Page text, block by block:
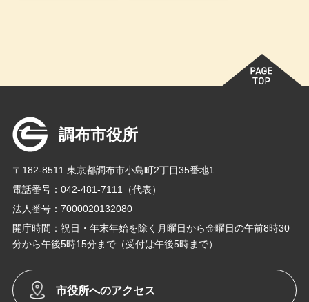
調布市役所
〒182-8511 東京都調布市小島町2丁目35番地1
電話番号：042-481-7111（代表）
法人番号：7000020132080
開庁時間：祝日・年末年始を除く月曜日から金曜日の午前8時30
分から午後5時15分まで（受付は午後5時まで）
市役所へのアクセス